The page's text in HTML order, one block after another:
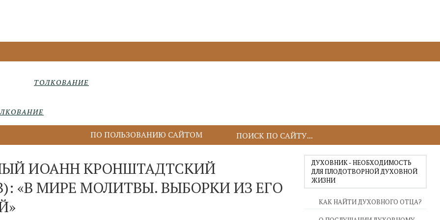
ПО ПОЛЬЗОВАНИЮ САЙТОМ
ТОЛКОВАНИЕ
ИОАНН КРОНШТАДТСКИЙ
«В МИРЕ МОЛИТВЫ. ВЫБОРКИ ИЗ ЕГО
ДУХОВНИК - НЕОБХОДИМОСТЬ
ДЛЯ ПЛОДОТВОРНОЙ ДУХОВНОЙ
ЖИЗНИ
КАК НАЙТИ ДУХОВНОГО ОТЦА?